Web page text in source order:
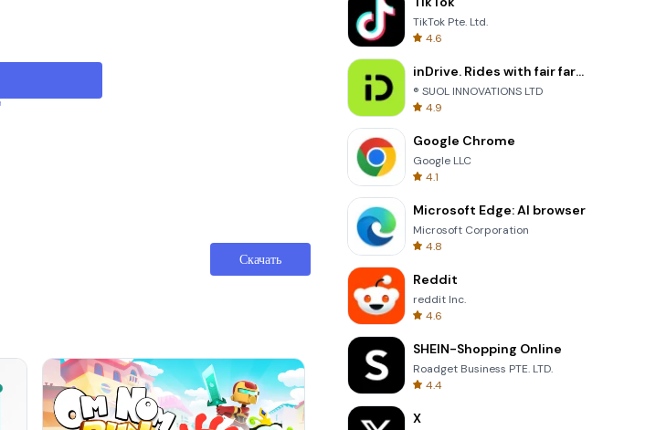
Скачать
TikTok Pte. Ltd.
4.6
inDrive. Rides with fair fares
® SUOL INNOVATIONS LTD
4.9
Google Chrome
Google LLC
4.1
Microsoft Edge: AI browser
Microsoft Corporation
4.8
Reddit
reddit Inc.
4.6
SHEIN-Shopping Online
Roadget Business PTE. LTD.
4.4
X